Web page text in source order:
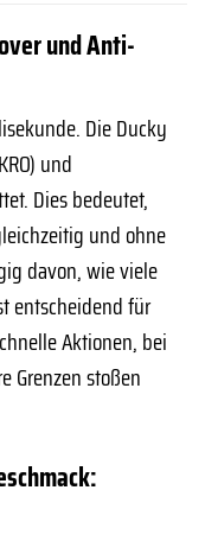
und Anti-
Die Ducky
und
Dies bedeutet,
und ohne
davon, wie viele
entscheidend für
Aktionen, bei
Grenzen stoßen